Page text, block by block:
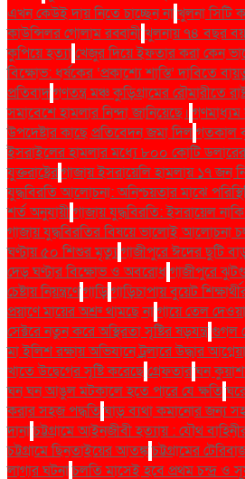
এখন কেউই দায় নিতে চাচ্ছেন নাখুলনা সিটি
কাউন্সিলর গোলাম রব্বানীখুলনায় ৭৪ বছর
কুপিয়ে হত্যাখেজুর দিয়ে ইফতার করা কেন
বিক্ষোভ: ধর্ষকের ‘প্রকাশ্যে শাস্তি’ দাবিতে
প্রতিবাদগণতন্ত্র মঞ্চ কুড়িগ্রামের রৌমারীতে
সমাবেশে হামলার নিন্দা জানিয়েছে। গণমাধ্যম
উপদেষ্টার কাছে প্রতিবেদন জমা দিলগতকাল
ইসরাইলের হামলার মধ্যে ৮০০ কোটি ডলারের
যুক্তরাষ্ট্রেরগাজায় ইসরায়েলি হামলায় ১৭ জন
যুদ্ধবিরতি আলোচনা: অনিশ্চয়তার মাঝে
শর্ত অনুযায়ীগাজায় যুদ্ধবিরতি: ইসরায়েল
গাজায় যুদ্ধবিরতির বিষয়ে ভালোই আলোচনা
ঘণ্টায় ৫০ শিশুর মৃত্যুগাজীপুরে ঈদের ছুটি
দেড় ঘণ্টার বিক্ষোভ ও অবরোধগাজীপুরে
চেষ্টায় নিয়ন্ত্রণেগাড়িগাড়িচাপায় বুয়েট
প্রয়াণে মায়ের অশ্রু থামছে নাগায়ে তেল
সেক্টরে নতুন করে অস্থিরতা সৃষ্টির ষড়যন্ত্রগুগল
মা ইলিশ রক্ষায় অভিযানে ট্রলারে উদ্ধার
খাতে উদ্বেগের সৃষ্টি করেছেগ্রেফতারঘন
ঘন ঘন আঙুল মটকালে হতে পারে যে ক্ষতি
করার সহজ পদ্ধতিঘাড় ব্যথা কমানোর জন্য
দানাচট্টগ্রামে আইনজীবী হত্যায় : যৌথ
চট্টগ্রামে ছিনতাইয়ের আতঙ্কচট্টগ্রামের
লাগার ঘটনাচলতি মাসেই হবে প্রথম চন্দ্র ও